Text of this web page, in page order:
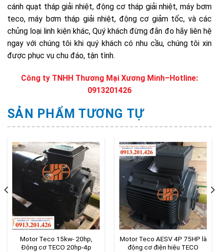
cánh quạt tháp giải nhiệt, động cơ tháp giải nhiệt, máy bơm
teco, máy bơm tháp giải nhiệt, động cơ giảm tốc, và các
chủng loại linh kiện khác, Quý khách đừng đắn đo hãy liên hệ
ngay với chúng tôi khi quý khách có nhu cầu, chúng tôi xin
được phục vụ chu đáo, tận tình.
Công ty TNHH Thương Mại Xương Minh–Hotline:
0913201426
SẢN PHẨM TƯƠNG TỰ
Motor Teco 15kw- 20hp,
Động cơ TECO 20hp-4p
Motor Teco AESV 4P 75HP là
động cơ điện hiệu TECO